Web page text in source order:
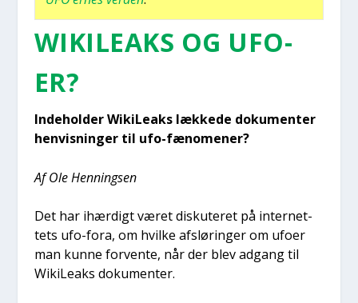
WIKILE­AKS OG UFO­
ER?
Inde­hol­der WikiLe­aks læk­ke­de doku­men­ter
hen­vis­nin­ger til ufo-fæno­me­ner?
Af Ole Hen­nings­en
Det har ihær­digt været dis­ku­te­ret på inter­net­
tets ufo-fora, om hvil­ke afslø­rin­ger om ufo­er
man kun­ne for­ven­te, når der blev adgang til
WikiLe­aks doku­men­ter.